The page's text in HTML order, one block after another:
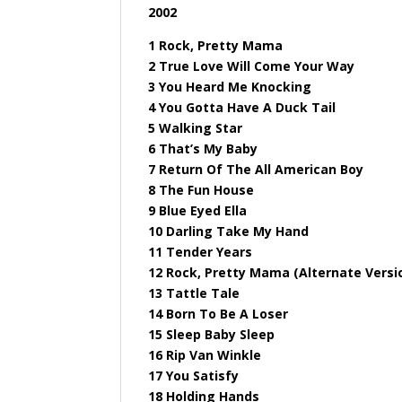
2002
1 Rock, Pretty Mama
2 True Love Will Come Your Way
3 You Heard Me Knocking
4 You Gotta Have A Duck Tail
5 Walking Star
6 That’s My Baby
7 Return Of The All American Boy
8 The Fun House
9 Blue Eyed Ella
10 Darling Take My Hand
11 Tender Years
12 Rock, Pretty Mama (Alternate
13 Tattle Tale
14 Born To Be A Loser
15 Sleep Baby Sleep
16 Rip Van Winkle
17 You Satisfy
18 Holding Hands